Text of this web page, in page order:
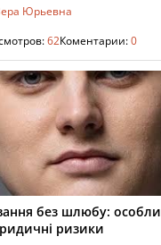
Юрьевна
62Коментарии:0
без шлюбу:
ризики